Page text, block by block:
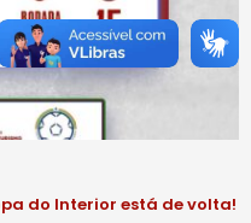
do Interior está de volta!